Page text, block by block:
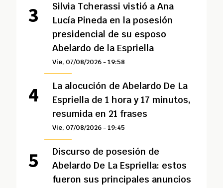
Silvia Tcherassi vistió a Ana
Lucía Pineda en la posesión
presidencial de su esposo
Abelardo de la Espriella
Vie, 07/08/2026 - 19:58
La alocución de Abelardo De La
Espriella de 1 hora y 17 minutos,
resumida en 21 frases
Vie, 07/08/2026 - 19:45
Discurso de posesión de
Abelardo De La Espriella: estos
fueron sus principales anuncios